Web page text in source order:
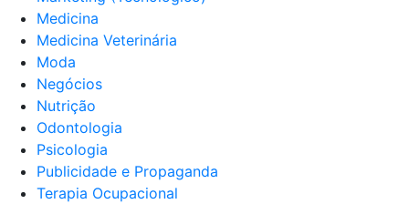
Medicina
Medicina Veterinária
Moda
Negócios
Nutrição
Odontologia
Psicologia
Publicidade e Propaganda
Terapia Ocupacional